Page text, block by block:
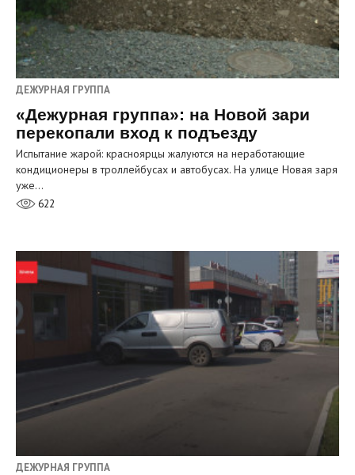
ДЕЖУРНАЯ ГРУППА
«Дежурная группа»: на Новой зари
перекопали вход к подъезду
Испытание жарой: красноярцы жалуются на неработающие
кондиционеры в троллейбусах и автобусах. На улице Новая заря
уже…
622
ДЕЖУРНАЯ ГРУППА